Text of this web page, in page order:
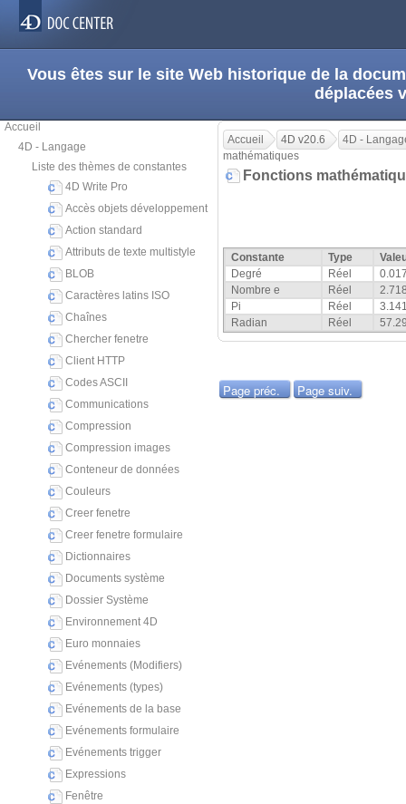
Vous êtes sur le site Web historique de la
déplacées
Accueil
4D - Langage
Liste des thèmes de constantes
4D Write Pro
Accès objets développement
Action standard
Attributs de texte multistyle
BLOB
Caractères latins ISO
Chaînes
Chercher fenetre
Client HTTP
Codes ASCII
Communications
Compression
Compression images
Conteneur de données
Couleurs
Creer fenetre
Creer fenetre formulaire
Dictionnaires
Documents système
Dossier Système
Environnement 4D
Euro monnaies
Evénements (Modifiers)
Evénements (types)
Evénements de la base
Evénements formulaire
Evénements trigger
Expressions
Fenêtre
Accueil 4D v20.6
4D -
mathématiques
Fonctions
Constante Type
Degré
Réel
Nombre e
Réel
Pi
Réel
Radian
Réel
Page préc. Page suiv.